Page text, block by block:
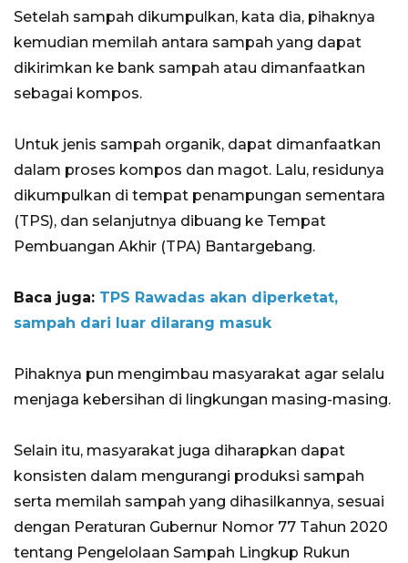
Setelah sampah dikumpulkan, kata dia, pihaknya
kemudian memilah antara sampah yang dapat
dikirimkan ke bank sampah atau dimanfaatkan
sebagai kompos.
Untuk jenis sampah organik, dapat dimanfaatkan
dalam proses kompos dan magot. Lalu, residunya
dikumpulkan di tempat penampungan sementara
(TPS), dan selanjutnya dibuang ke Tempat
Pembuangan Akhir (TPA) Bantargebang.
Baca juga: TPS Rawadas akan diperketat,
sampah dari luar dilarang masuk
Pihaknya pun mengimbau masyarakat agar selalu
menjaga kebersihan di lingkungan masing-masing.
Selain itu, masyarakat juga diharapkan dapat
konsisten dalam mengurangi produksi sampah
serta memilah sampah yang dihasilkannya, sesuai
dengan Peraturan Gubernur Nomor 77 Tahun 2020
tentang Pengelolaan Sampah Lingkup Rukun